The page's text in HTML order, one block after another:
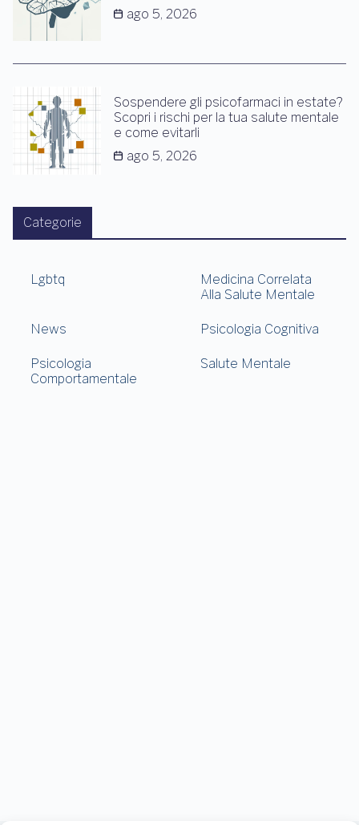
ago 5, 2026
Sospendere gli psicofarmaci in estate?
Scopri i rischi per la tua salute mentale
e come evitarli
ago 5, 2026
Categorie
Lgbtq
Medicina Correlata
Alla Salute Mentale
News Psicologia Cognitiva
Psicologia
Comportamentale
Salute Mentale